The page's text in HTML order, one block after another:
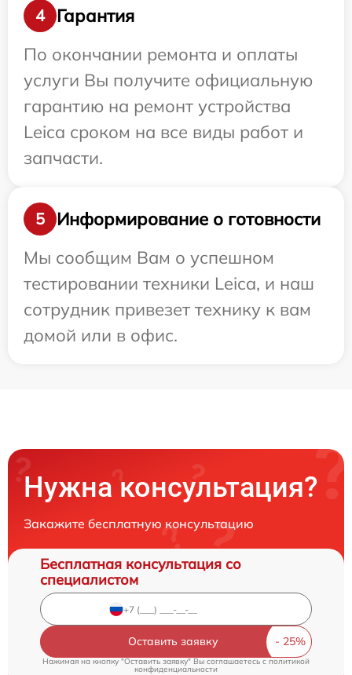
4
Гарантия
По окончании ремонта и оплаты
услуги Вы получите официальную
гарантию на ремонт устройства
Leica сроком на все виды работ и
запчасти.
5
Информирование о готовности
Мы сообщим Вам о успешном
тестировании техники Leica, и наш
сотрудник привезет технику к вам
домой или в офис.
Нужна консультация?
Закажите бесплатную консультацию
Бесплатная консультация со
специалистом
Оставить заявку
Нажимая на кнопку "Оставить заявку" Вы соглашаетесь cполитикой
конфиденциальности